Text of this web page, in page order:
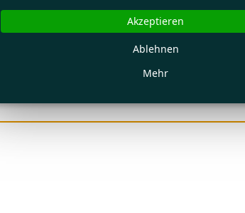
Mehr
Ablehnen
Akzeptieren